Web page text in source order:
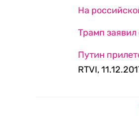
На
Трамп
Путин
RTVI,